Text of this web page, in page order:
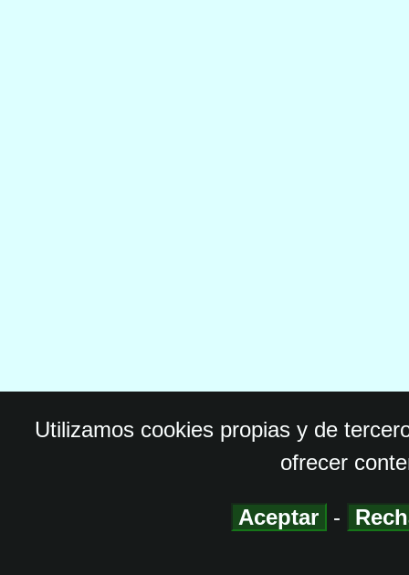
Utilizamos cookies propias y de
ofrecer
Aceptar -